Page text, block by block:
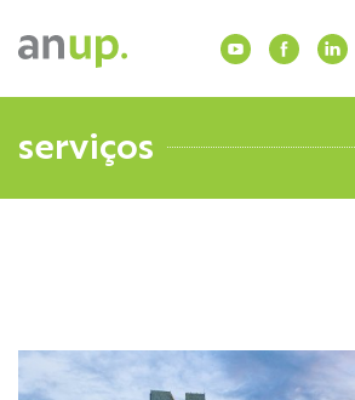
serviços